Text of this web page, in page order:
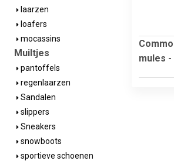
laarzen
loafers
mocassins
Muiltjes
pantoffels
regenlaarzen
Sandalen
slippers
Sneakers
snowboots
sportieve schoenen
mules